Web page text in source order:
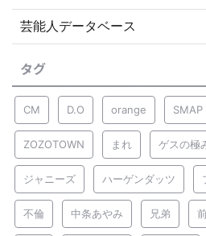
芸能人データベース
タグ
CM D.O orange SMAP
ZOZOTOWN まれ ゲスの極
ジャニーズ ハーゲンダッツ
不倫 中条あやみ 兄弟